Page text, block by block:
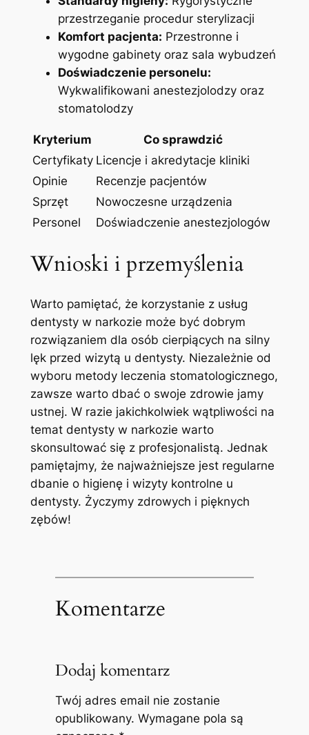
przestrzeganie procedur sterylizacji
Komfort⁤ pacjenta: Przestronne i
wygodne gabinety oraz ‌sala ⁢wybudzeń
Doświadczenie‍ personelu:
Wykwalifikowani anestezjolodzy oraz
stomatolodzy
Kryterium
Co sprawdzić
Certyfikaty Licencje i akredytacje kliniki
Opinie
Recenzje pacjentów
Sprzęt
Nowoczesne urządzenia
Personel
Doświadczenie anestezjologów
Wnioski i przemyślenia
Warto‌ pamiętać, że korzystanie z usług
dentysty w narkozie⁤ może być​ dobrym
rozwiązaniem dla ‍osób cierpiących​ na silny
lęk przed wizytą u dentysty. Niezależnie od
wyboru metody leczenia stomatologicznego,
zawsze warto dbać o ⁤swoje zdrowie jamy
ustnej. W razie jakichkolwiek wątpliwości na⁤
temat dentysty w narkozie warto
skonsultować się z profesjonalistą. Jednak‌
pamiętajmy, że najważniejsze jest regularne
dbanie ⁤o higienę⁣ i ⁤wizyty kontrolne ⁤u
dentysty. Życzymy zdrowych ⁤i pięknych
zębów!
Komentarze
Dodaj komentarz
Twój adres email nie zostanie
opublikowany. Wymagane pola są